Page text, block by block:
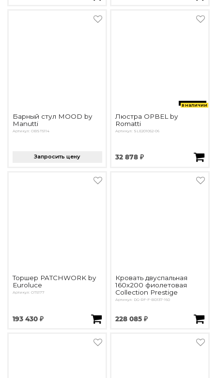
Барный стул MOOD by
Manutti
Артикул: OBST5114
Запросить цену
в наличии
Люстра OPBEL by
Romatti
Артикул: SLE201052-06
32 878 ₽
Торшер PATCHWORK by
Euroluce
Артикул: OT5177
193 430 ₽
Кровать двуспальная
160х200 фиолетовая
Collection Prestige
Артикул: DG-RF-F-BD137-160
228 085 ₽